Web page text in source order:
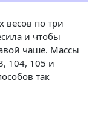
весов по три
и чтобы
чаше. Массы
104, 105 и
так